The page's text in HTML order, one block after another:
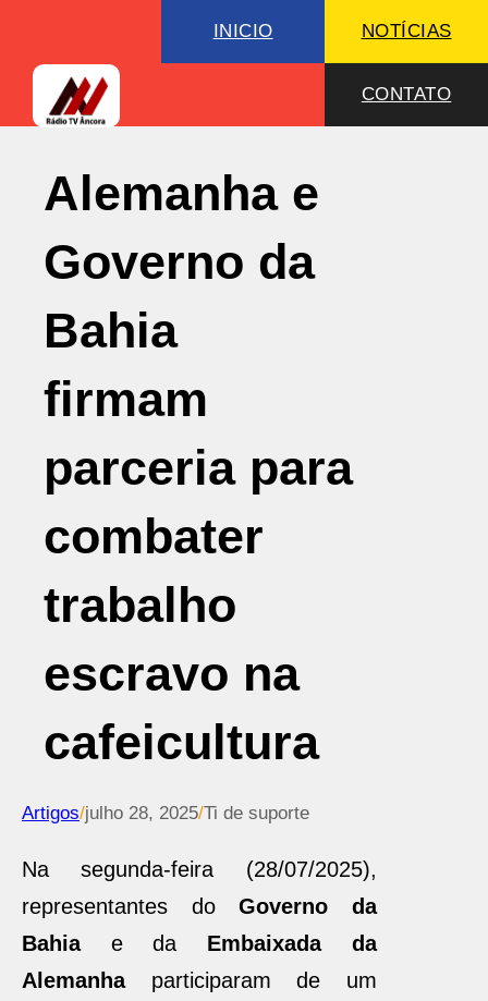
INICIO NOTÍCIAS
CONTATO
Alemanha e
Governo da
Bahia
firmam
parceria para
combater
trabalho
escravo na
cafeicultura
Artigos/julho 28, 2025/Ti de suporte
Na segunda-feira (28/07/2025),
representantes doGoverno da
Bahiae da Embaixada da
Alemanhaparticiparam de um